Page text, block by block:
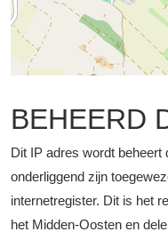
BEHEERD
Dit IP adres wordt
onderliggend zijn
internetregister. Dit is het
het Midden-Oosten en